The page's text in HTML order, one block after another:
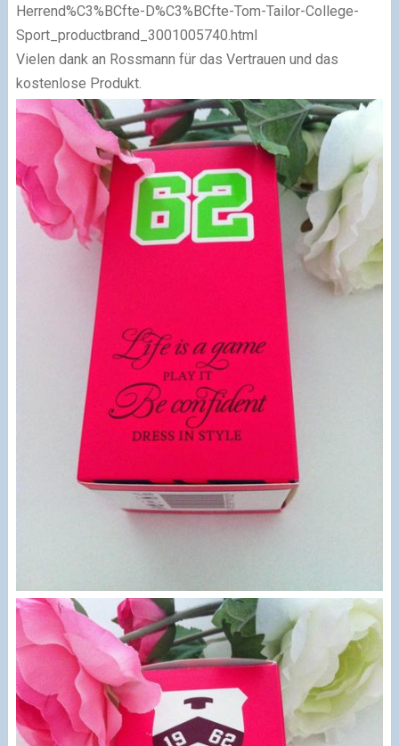
Herrend%C3%BCfte-D%C3%BCfte-Tom-Tailor-College-
Sport_productbrand_3001005740.html
Vielen dank an Rossmann für das Vertrauen und das
kostenlose Produkt.